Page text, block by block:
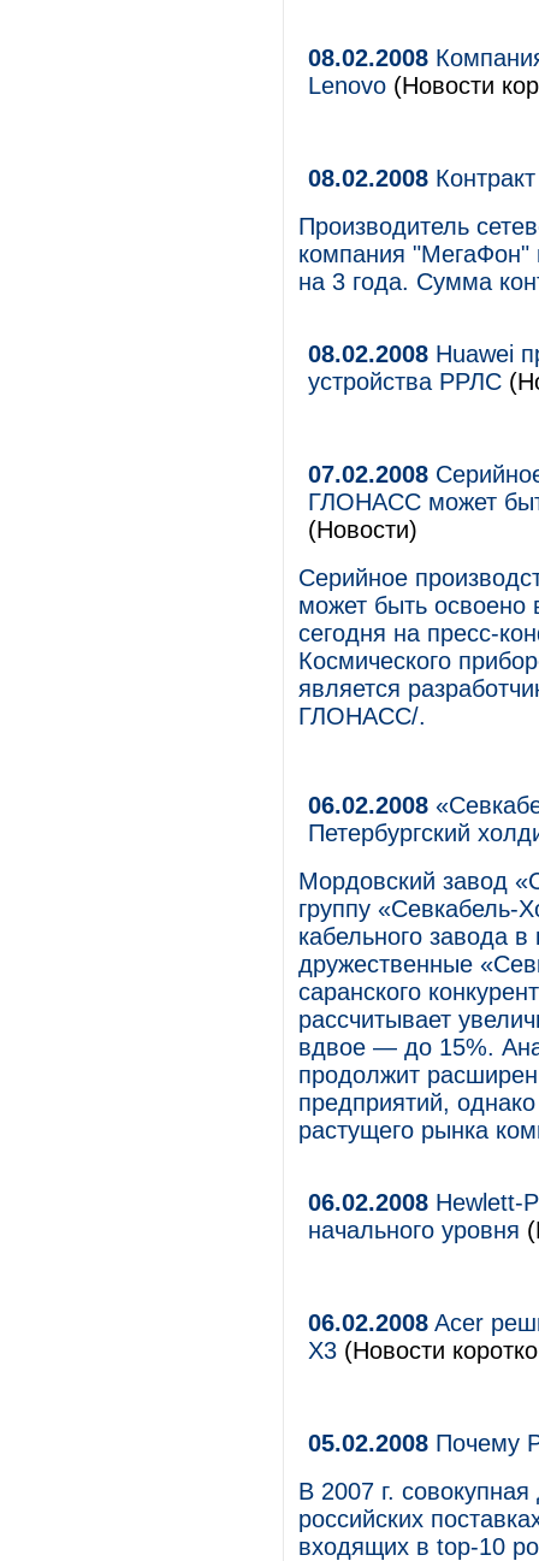
08.02.2008
Lenovo (Новости
08.02.2008
Производитель
компания "МегаФон"
на 3 года. Сумма
08.02.2008 Huawei
устройства РРЛС
07.02.2008
ГЛОНАСС может
(Новости)
Серийное
может быть освоено
сегодня на пресс-
Космического
является
ГЛОНАСС/.
06.02.2008
Петербургский
Мордовский завод
группу «Севкабель-
кабельного завода
дружественные
саранского
рассчитывает
вдвое — до 15%.
продолжит
предприятий,
растущего рынка
06.02.2008 Hewlett-
начального уровня
06.02.2008 Acer
X3 (Новости
05.02.2008 Почему
В 2007 г.
российских
входящих в top-10